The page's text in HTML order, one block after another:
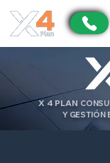
X 4 PLAN
Y GESTIÓN